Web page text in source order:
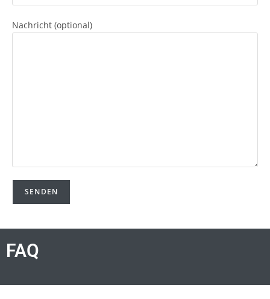
Nachricht (optional)
FAQ